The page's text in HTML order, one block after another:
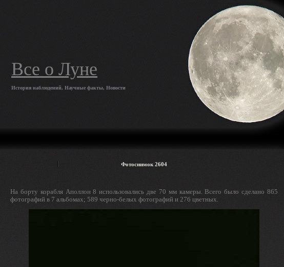
Все о Луне
История наблюдений, Научные факты, Новости
Фотоснимок 2604
На борту корабля Аполлон 8 использовались две 70 мм камеры. Всего было сделано 865
фотографий в 7 альбомах; 589 черно-белых фотографий и 276 цветных.